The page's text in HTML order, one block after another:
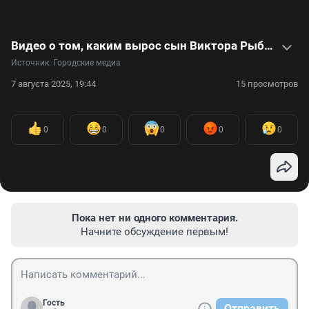
Видео о том, каким вырос сын Виктора Рыбина и Натальи Сенчуковой
Источник: Городские медиа
7 августа 2025, 19:44 15 просмотров
0 0 0 0 0
Пока нет ни одного комментария.
Начните обсуждение первым!
Гость